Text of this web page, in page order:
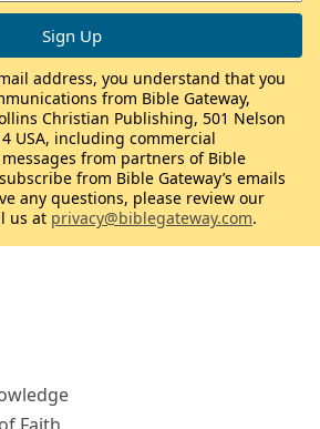
address, you understand that you
from Bible Gateway,
Christian Publishing, 501 Nelson
USA, including commercial
from partners of Bible
from Bible Gateway’s emails
any questions, please review our
us at privacy@biblegateway.com.